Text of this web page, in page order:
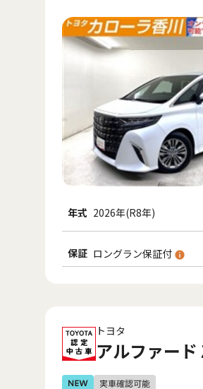
年式 2026年(R8年)
保証 ロングラン保証付
トヨタ
アルファード